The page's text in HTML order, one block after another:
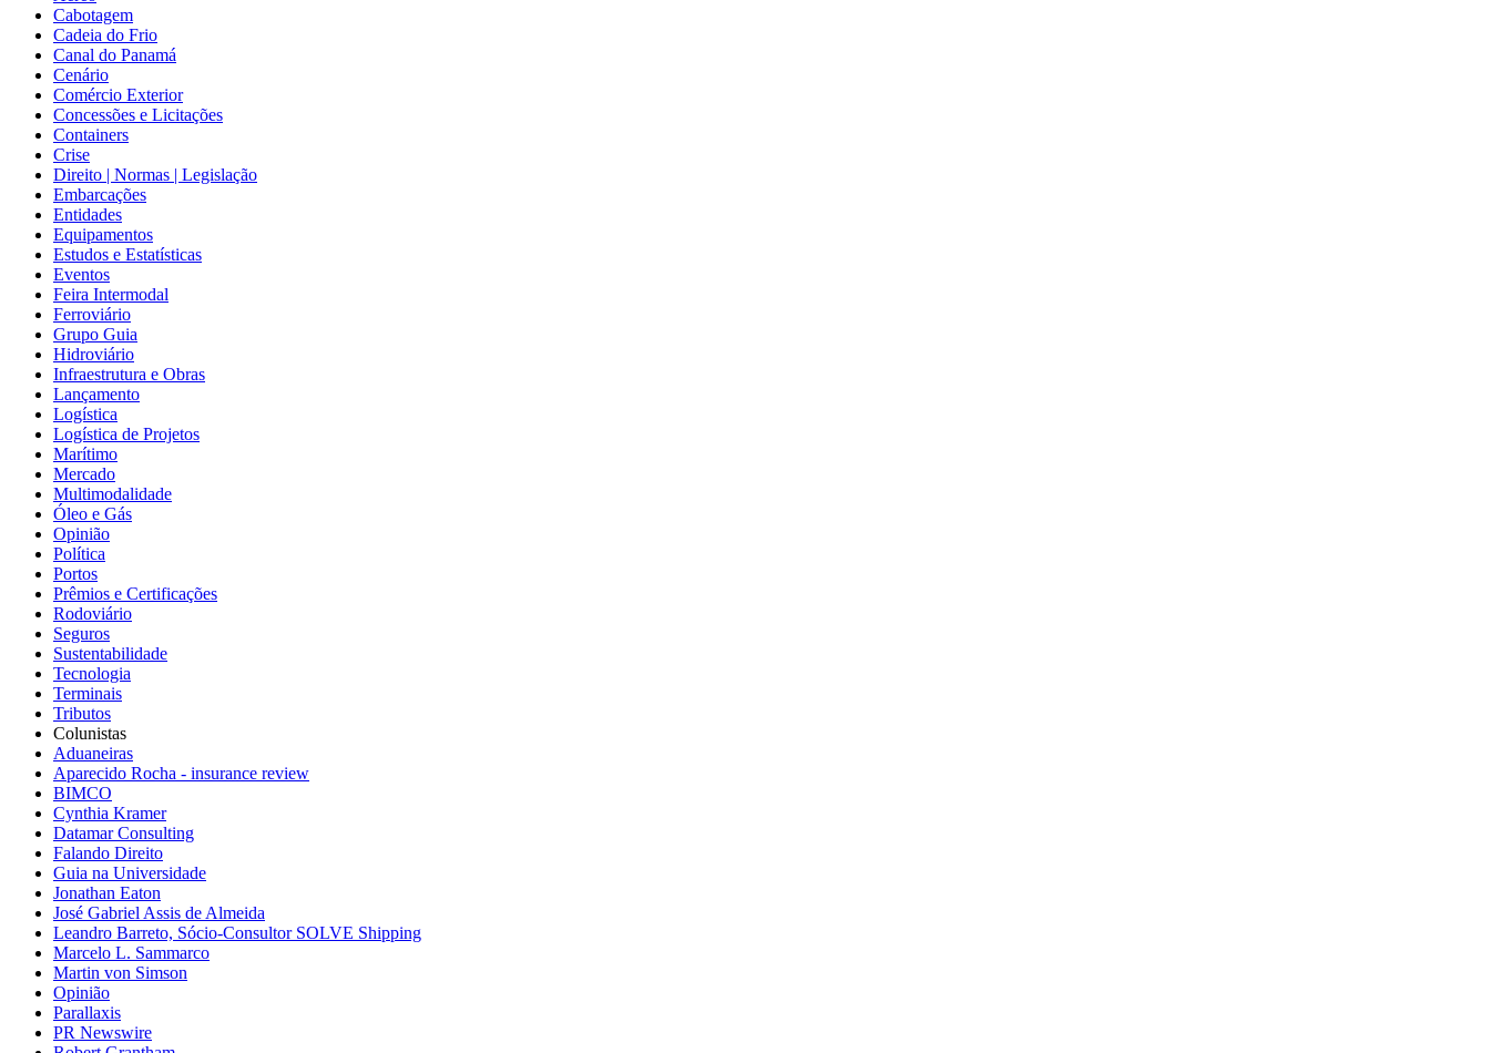
Cabotagem
Cadeia do Frio
Canal do Panamá
Cenário
Comércio Exterior
Concessões e Licitações
Containers
Crise
Direito | Normas | Legislação
Embarcações
Entidades
Equipamentos
Estudos e Estatísticas
Eventos
Feira Intermodal
Ferroviário
Grupo Guia
Hidroviário
Infraestrutura e Obras
Lançamento
Logística
Logística de Projetos
Marítimo
Mercado
Multimodalidade
Óleo e Gás
Opinião
Política
Portos
Prêmios e Certificações
Rodoviário
Seguros
Sustentabilidade
Tecnologia
Terminais
Tributos
Colunistas
Aduaneiras
Aparecido Rocha - insurance review
BIMCO
Cynthia Kramer
Datamar Consulting
Falando Direito
Guia na Universidade
Jonathan Eaton
José Gabriel Assis de Almeida
Leandro Barreto, Sócio-Consultor SOLVE Shipping
Marcelo L. Sammarco
Martin von Simson
Opinião
Parallaxis
PR Newswire